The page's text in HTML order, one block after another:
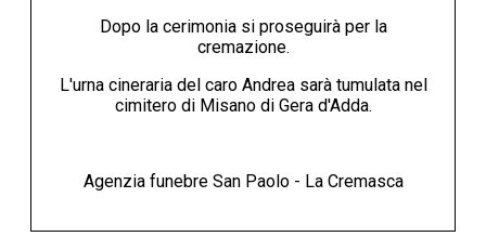
Dopo la cerimonia si proseguirà per la
cremazione.
L'urna cineraria del caro Andrea sarà tumulata nel
cimitero di Misano di Gera d'Adda.
Agenzia funebre San Paolo - La Cremasca